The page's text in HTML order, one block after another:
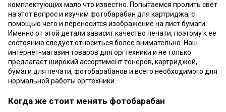
комплектующих мало что известно. Попытаемся пролить свет
на этот вопрос и изучим фотобарабан для картриджа, с
помощью чего и переносится изображение на лист бумаги.
Именно от этой детали зависит качество печати, поэтому к ее
состоянию следует относиться более внимательно. Наш
интернет-магазин товаров для оргтехники и не только
предлагает широкий ассортимент тонеров, картриджей,
бумаги для печати, фотобарабанов и всего необходимого для
нормальной работы оргтехники.
Когда же стоит менять фотобарабан